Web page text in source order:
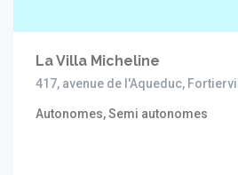
La Villa Micheline
417, avenue de l'Aqueduc,
Autonomes, Semi autonomes